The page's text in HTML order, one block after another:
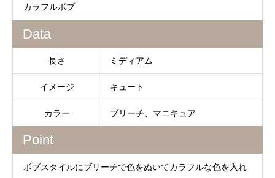
カラフルボブ
Data
長さ ミディアム
イメージ キュート
カラー ブリーチ、マニキュア
Point
ボブスタイルにブリーチで色をぬいてカラフルな色を入れ